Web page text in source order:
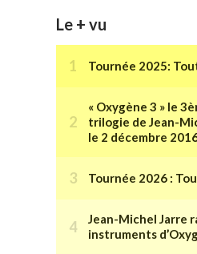
Le + vu